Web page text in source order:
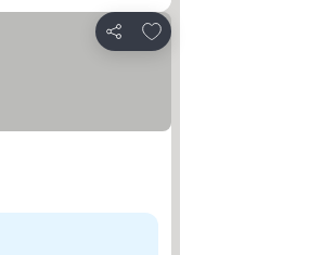
Partilhar
Adicionar aos favoritos